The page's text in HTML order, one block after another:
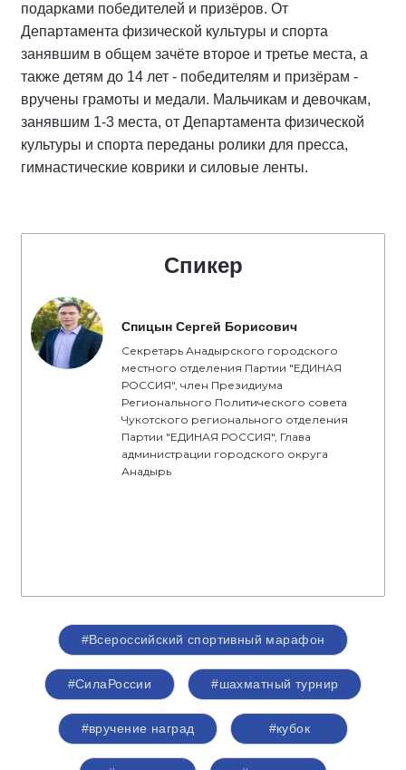
подарками победителей и призёров. От
Департамента физической культуры и спорта
занявшим в общем зачёте второе и третье места, а
также детям до 14 лет - победителям и призёрам -
вручены грамоты и медали. Мальчикам и девочкам,
занявшим 1-3 места, от Департамента физической
культуры и спорта переданы ролики для пресса,
гимнастические коврики и силовые ленты.
Спикер
Спицын Сергей Борисович
Секретарь Анадырского городского
местного отделения Партии "ЕДИНАЯ
РОССИЯ", член Президиума
Регионального Политического совета
Чукотского регионального отделения
Партии "ЕДИНАЯ РОССИЯ", Глава
администрации городского округа
Анадырь
#Всероссийский спортивный марафон
#СилаРоссии #шахматный турнир
#вручение наград #кубок